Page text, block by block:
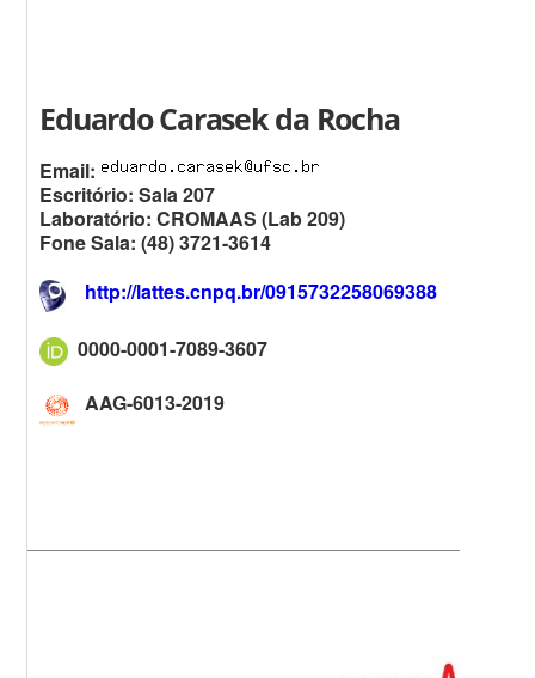
Eduardo Carasek da Rocha
Email:
Escritório: Sala 207
Laboratório: CROMAAS (Lab 209)
Fone Sala: (48) 3721-3614
http://lattes.cnpq.br/0915732258069388
0000-0001-7089-3607
AAG-6013-2019